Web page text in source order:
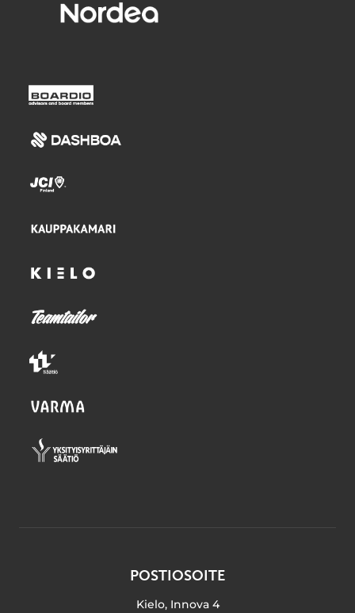
POSTIOSOITE
Kielo, Innova 4